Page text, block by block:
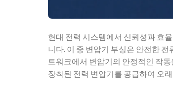
현대 전력 시스템에서 신뢰성과 효
니다. 이 중 변압기 부싱은 안전한
트워크에서 변압기의 안정적인 작
장착된 전력 변압기를 공급하여 오